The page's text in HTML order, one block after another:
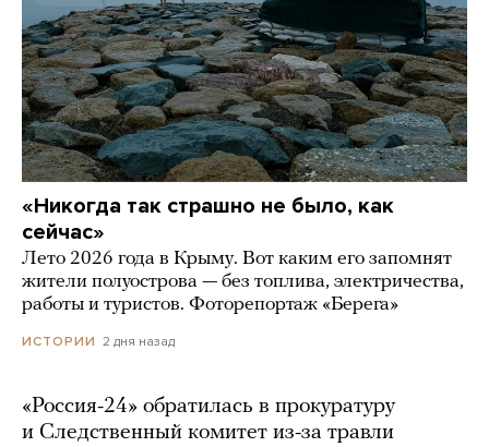
«Никогда так страшно не было, как
сейчас»
Лето 2026 года в Крыму. Вот каким его запомнят
жители полуострова — без топлива, электричества,
работы и туристов. Фоторепортаж «Берега»
ИСТОРИИ 2 дня назад
«Россия-24» обратилась в прокуратуру
и Следственный комитет из-за травли